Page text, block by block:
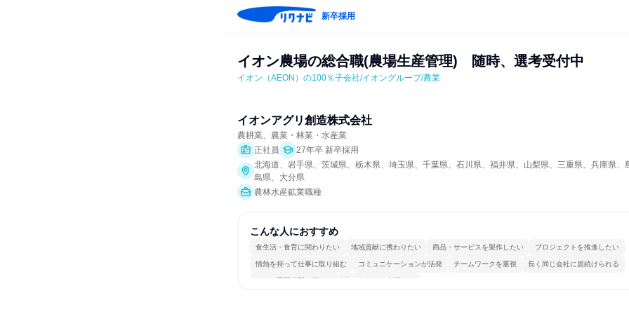
新卒採用
イオン農場の総合職(農場生産管理)　随時、選考受付中
イオン（AEON）の100％子会社/イオングループ/農業
イオンアグリ創造株式会社
農耕業、農業・林業・水産業
正社員
27年卒 新卒採用
北海道、岩手県、茨城県、栃木県、埼玉県、千葉県、石川県、福井県、山梨県、三重県、兵庫県、
島県、大分県
農林水産鉱業職種
こんな人におすすめ
食生活・食育に関わりたい 地域貢献に携わりたい 商品・サービスを製作したい プロジェクトを推進したい
情熱を持って仕事に取り組む コミュニケーションが活発 チームワークを重視 長く同じ会社に居続けられる
一つの専門分野を極める 人とたくさん会話する